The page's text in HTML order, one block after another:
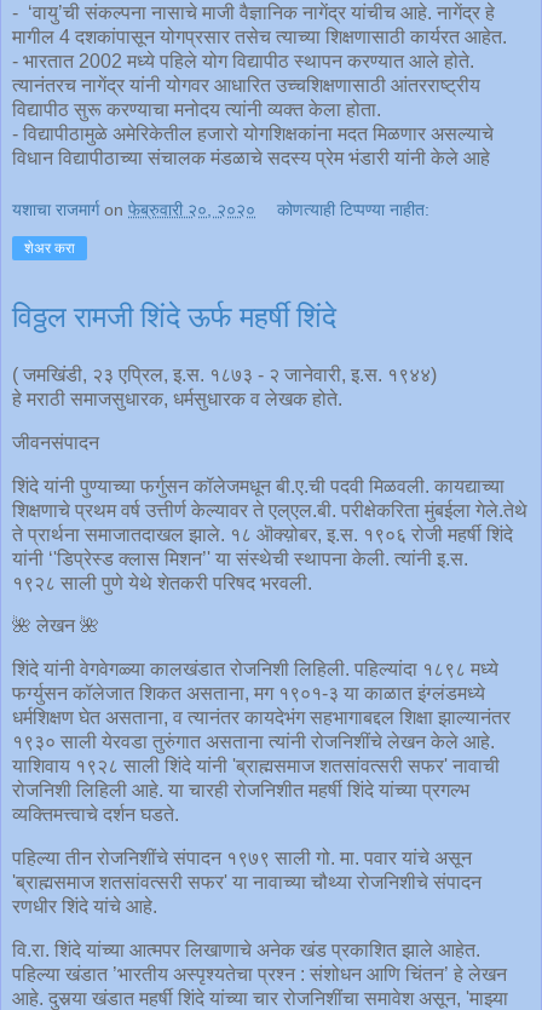
- ‘वायु’ची संकल्पना नासाचे माजी वैज्ञानिक नागेंद्र यांचीच आहे. नागेंद्र हे
मागील 4 दशकांपासून योगप्रसार तसेच त्याच्या शिक्षणासाठी कार्यरत आहेत.
- भारतात 2002 मध्ये पहिले योग विद्यापीठ स्थापन करण्यात आले होते.
त्यानंतरच नागेंद्र यांनी योगवर आधारित उच्चशिक्षणासाठी आंतरराष्ट्रीय
विद्यापीठ सुरू करण्याचा मनोदय त्यांनी व्यक्त केला होता.
- विद्यापीठामुळे अमेरिकेतील हजारो योगशिक्षकांना मदत मिळणार असल्याचे
विधान विद्यापीठाच्या संचालक मंडळाचे सदस्य प्रेम भंडारी यांनी केले आहे
यशाचा राजमार्ग on फेब्रुवारी २०, २०२० कोणत्याही टिप्पण्‍या नाहीत:
शेअर करा
विठ्ठल रामजी शिंदे ऊर्फ महर्षी शिंदे
( जमखिंडी, २३ एप्रिल, इ.स. १८७३ - २ जानेवारी, इ.स. १९४४)
हे मराठी समाजसुधारक, धर्मसुधारक व लेखक होते.
जीवनसंपादन
शिंदे यांनी पुण्याच्या फर्गुसन कॉलेजमधून बी.ए.ची पदवी मिळवली. कायद्याच्या
शिक्षणाचे प्रथम वर्ष उत्तीर्ण केल्यावर ते एल्एल.बी. परीक्षेकरिता मुंबईला गेले.तेथे
ते प्रार्थना समाजातदाखल झाले. १८ ऒक्य़ोबर, इ.स. १९०६ रोजी महर्षी शिंदे
यांनी ‘'डिप्रेस्ड क्लास मिशन’' या संस्थेची स्थापना केली. त्यांनी इ.स.
१९२८ साली पुणे येथे शेतकरी परिषद भरवली.
🌺 लेखन 🌺
शिंदे यांनी वेगवेगळ्या कालखंडात रोजनिशी लिहिली. पहिल्यांदा १८९८ मध्ये
फर्ग्युसन कॉलेजात शिकत असताना, मग १९०१-३ या काळात इंग्लंडमध्ये
धर्मशिक्षण घेत असताना, व त्यानंतर कायदेभंग सहभागाबद्दल शिक्षा झाल्यानंतर
१९३० साली येरवडा तुरुंगात असताना त्यांनी रोजनिशींचे लेखन केले आहे.
याशिवाय १९२८ साली शिंदे यांनी 'ब्राह्मसमाज शतसांवत्सरी सफर' नावाची
रोजनिशी लिहिली आहे. या चारही रोजनिशीत महर्षी शिंदे यांच्या प्रगल्भ
व्यक्तिमत्त्वाचे दर्शन घडते.
पहिल्या तीन रोजनिशींचे संपादन १९७९ साली गो. मा. पवार यांचे असून
'ब्राह्मसमाज शतसांवत्सरी सफर' या नावाच्या चौथ्या रोजनिशीचे संपादन
रणधीर शिंदे यांचे आहे.
वि.रा. शिंदे यांच्या आत्मपर लिखाणाचे अनेक खंड प्रकाशित झाले आहेत.
पहिल्या खंडात ’भारतीय अस्पृश्यतेचा प्रश्न : संशोधन आणि चिंतन’ हे लेखन
आहे. दुसर्‍या खंडात महर्षी श‌िंदे यांच्या चार रोजनिशींचा समावेश असून, 'माझ्या